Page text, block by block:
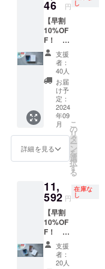
ジョン
ン） ●
美しい
珊瑚の
海を彷
彿とさ
せるsea
coral（
シー
コーラ
ル） ●
月明か
りに照
らされ
た水面
blue（
ムーン
ブ
ルー）
●深閑の
森をイ
メージ
した穏
やかで
料1,000
円込み
で
30,700
円のプ
ランで
す。 ※
オーロ
ラ箔押
しの箱
入り グ
ラスを5
個セッ
トでお
届けし
ます。
つとな
りま
（全色
セット
のみと
なり、
色の組
み合わ
46 円 し
【早割
10%OF
F！
yura
glass 1
個 】
yura
glass 1
個 税
抜5,400
円 税
込・送
料1,000
円込み
で6,940
円
10%OF
Fでお届
けする
数量限
定のプ
ランで
す。 ※
オーロ
支援
者：
40人
お届
け予
定：
2024
年09
月
詳細を見る
こ
の
リ
タ
ー
ン
を
選
択
す
る
11,
592 円
在庫な
し
【早割
10%OF
F！
yura
glass 2
個セッ
支援
者：
20人